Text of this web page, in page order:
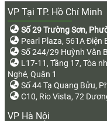
VP Tại TP. Hồ Chí Minh
Số 29 Trường Sơn,
Pearl Plaza, 561A Điện
Số 244/29 Huỳnh Văn
L17-11, Tầng 17, Tòa
Nghé, Quận 1
Số 44 Tạ Quang Bửu,
C10, Rio Vista, 72
VP Hà Nội